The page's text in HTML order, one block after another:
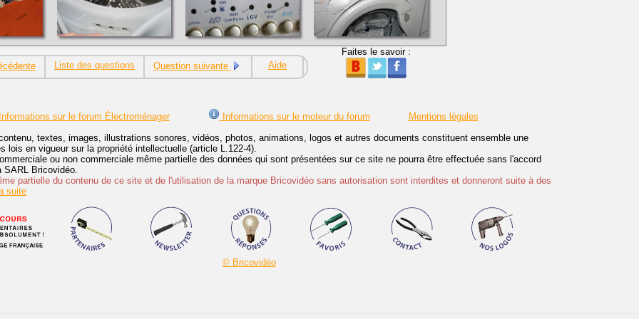
Liste des questions Question suivante Aide
Faites le savoir :
sur le forum Électroménager Informations sur le moteur du forum
Mentions légales
textes, images, illustrations sonores, vidéos, photos, animations, logos et autres documents constituent ensemble une
lois en vigueur sur la propriété intellectuelle (article L.122-4).
ou non commerciale même partielle des données qui sont présentées sur ce site ne pourra être effectuée sans l'accord
SARL Bricovidéo.
partielle du contenu de ce site et de l'utilisation de la marque Bricovidéo sans autorisation sont interdites et donneront suite à des
suite
© Bricovidéo